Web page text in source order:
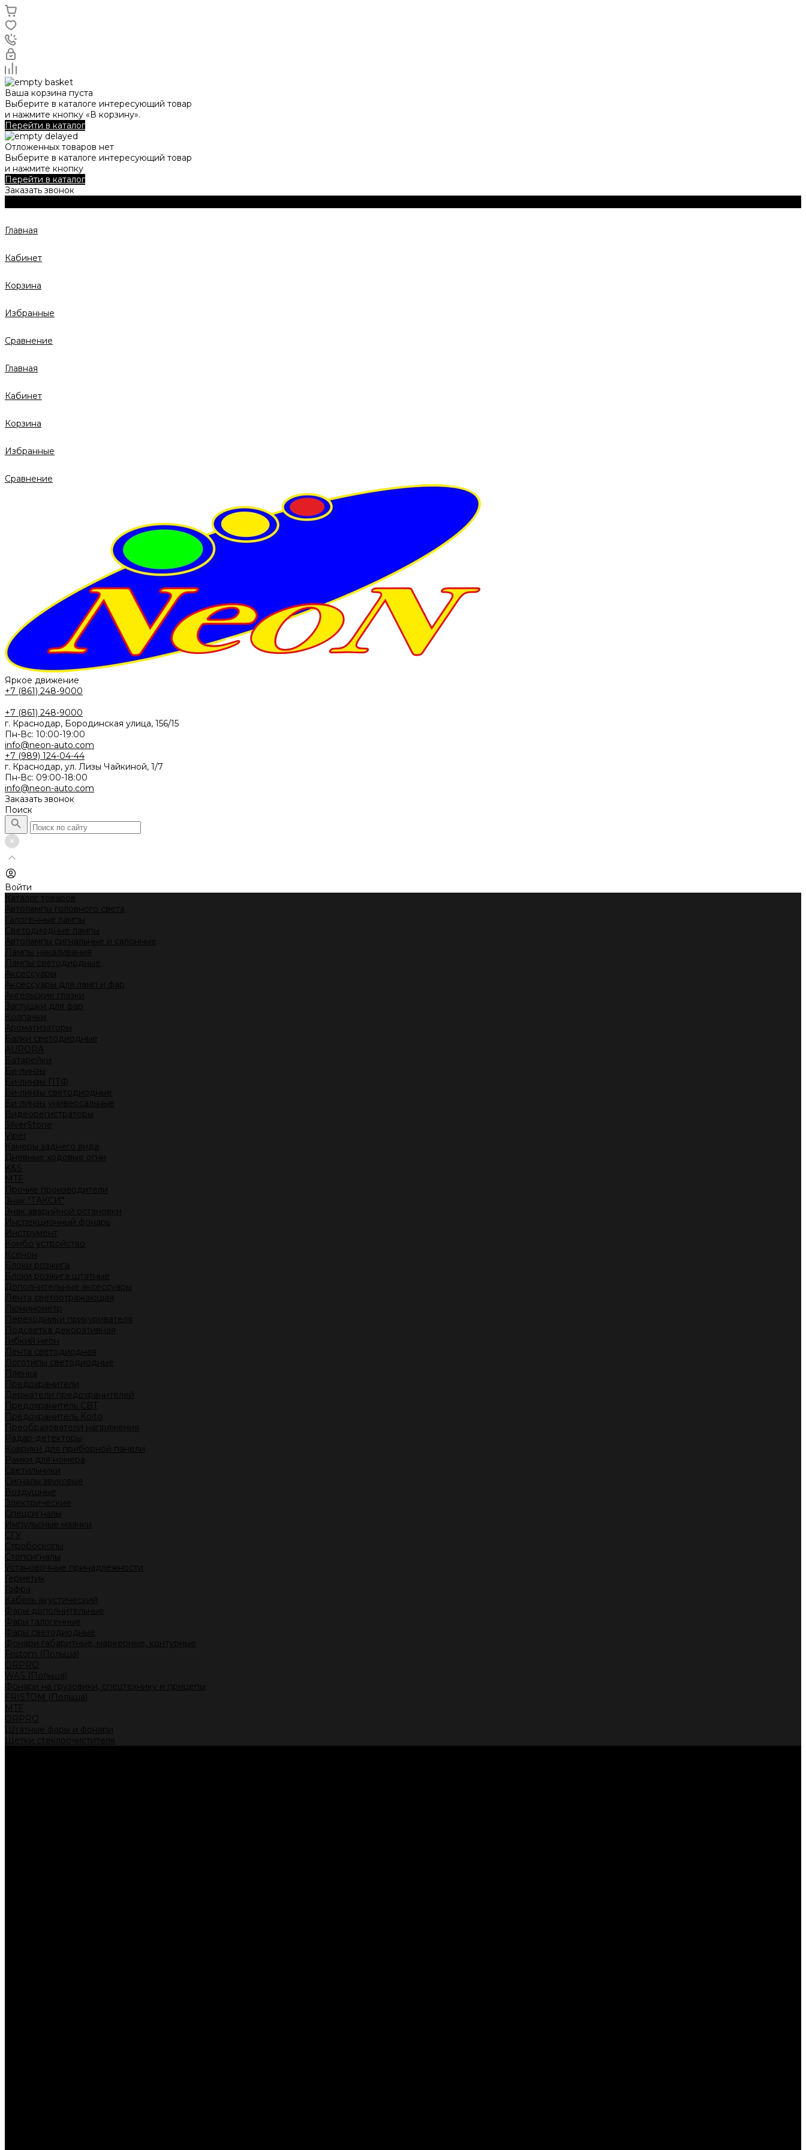
Ваша корзина пуста
Выберите в каталоге интересующий товар
и нажмите кнопку «В корзину».
Перейти в каталог
Отложенных товаров нет
Выберите в каталоге интересующий товар
и нажмите кнопку
Перейти в каталог
Заказать звонок
Главная
Кабинет
Корзина
Избранные
Сравнение
Главная
Кабинет
Корзина
Избранные
Сравнение
Яркое движение
+7 (861) 248-9000
+7 (861) 248-9000
г. Краснодар, Бородинская улица, 156/15
Пн-Вс: 10:00-19:00
info@neon-auto.com
+7 (989) 124-04-44
г. Краснодар, ул. Лизы Чайкиной, 1/7
Пн-Вс: 09:00-18:00
info@neon-auto.com
Заказать звонок
Поиск
Войти
Каталог товаров
Автолампы головного света
Галогенные лампы
Светодиодные лампы
Автолампы сигнальные и салонные
Лампы накаливания
Лампы светодиодные
Аксессуары
Аксессуары для ламп и фар
Ангельские глазки
Заглушки для фар
Колпачки
Ароматизаторы
Балки светодиодные
AURORA
Батарейки
Би-линзы
Би-линзы ПТФ
Би-линзы светодиодные
Би-линзы универсальные
Видеорегистраторы
SilverStone
Viper
Камеры заднего вида
Дневные ходовые огни
K&S
MTF
Прочие производители
Знак "ТАКСИ"
Знак аварийной остановки
Инспекционный фонарь
Инструмент
Комбо устройство
Ксенон
Блоки розжига
Блоки розжига штатные
Дополнительные аксессуары
Лента светоотражающая
Люминометр
Переходники прикуривателя
Подсветка декоративная
Гибкий неон
Лента светодиодная
Логотипы светодиодные
Пленка
Предохранители
Держатели предохранителей
Предохранитель CBT
Предохранитель Koito
Преобразователи напряжения
Радар-детекторы
Коврики для приборной панели
Рамки для номера
Светильники
Сигналы звуковые
Воздушные
Электрические
Спецсигналы
Импульсные маячки
СГУ
Стробоскопы
Стопсигналы
Установочные принадлежности
Герметик
Гофра
Кабель акустический
Фары дополнительные
Фары галогенные
Фары светодиодные
Фонари габаритные, маркерные, контурные
Fristom (Польша)
ORPRO
WAS (Польша)
Фонари на грузовики, спецтехнику и прицепы
FRISTOM (Польша)
MTF
ORPRO
Штатные фары и фонари
Щетки стеклоочистителя